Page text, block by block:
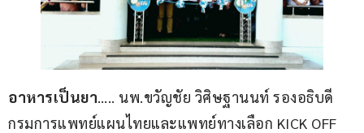
อาหารเป็นยา….. นพ.ขวัญชัย วิศิษฐานนท์ รองอธิบดี
กรมการแพทย์แผนไทยและแพทย์ทางเลือก KICK OFF